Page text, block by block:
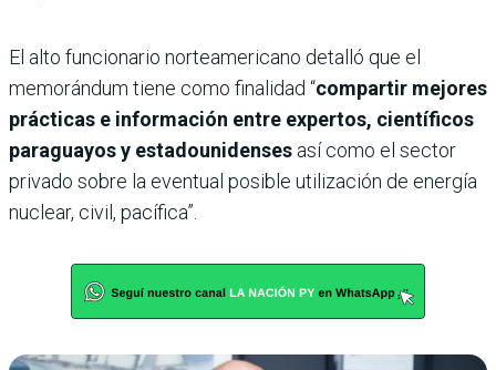
El alto funcionario norteamericano detalló que el
memorándum tiene como finalidad “compartir mejores
prácticas e información entre expertos, científicos
paraguayos y estadounidenses así como el sector
privado sobre la eventual posible utilización de energía
nuclear, civil, pacífica”.